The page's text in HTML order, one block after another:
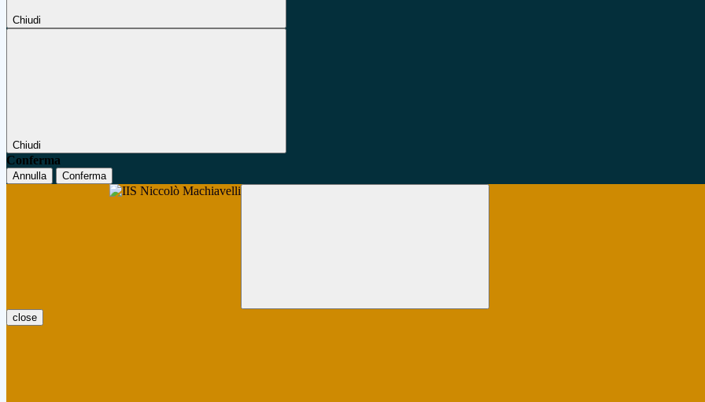
Chiudi
Chiudi
Conferma
Annulla Conferma
close